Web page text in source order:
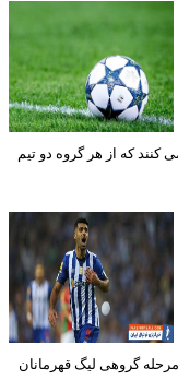
تیمی رقابت می کنند که از هر گروه دو تیم
گروهی لیگ قهرمانان